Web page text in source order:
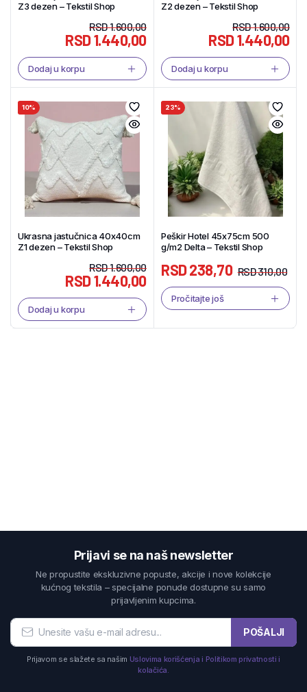
Z3 dezen – Tekstil Shop
RSD1.600,00
RSD1.440,00
Dodaj u korpu
Z2 dezen – Tekstil Shop
RSD1.600,00
RSD1.440,00
Dodaj u korpu
10%
Ukrasna jastučnica 40x40cm
Z1 dezen – Tekstil Shop
RSD1.600,00
RSD1.440,00
Dodaj u korpu
23%
Peškir Hotel 45x75cm 500
g/m2 Delta – Tekstil Shop
RSD310,00
RSD238,70
Pročitajte još
Prijavi se na naš newsletter
Ne propustite ekskluzivne popuste, akcije i nove kolekcije
kućnog tekstila – specijalne ponude dostupne su samo
prijavljenim kupcima.
POŠALJI
Prijavom se slažete sa našim Uslovima korišćenja i Politikom privatnosti i
kolačića.